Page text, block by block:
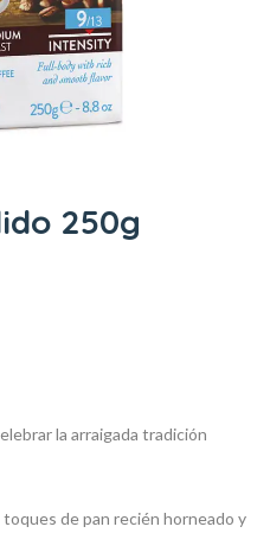
250g
la arraigada tradición
de pan recién horneado y